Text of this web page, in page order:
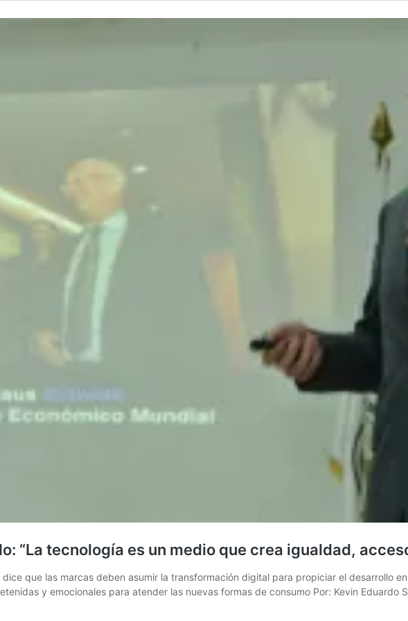
“La tecnología es un medio que crea igualdad,
que las marcas deben asumir la transformación digital para propiciar el desarrollo
y emocionales para atender las nuevas formas de consumo Por: Kevin Eduardo